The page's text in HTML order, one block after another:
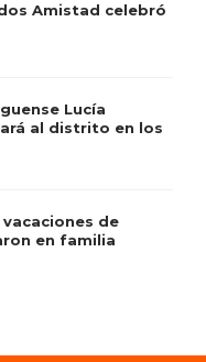
Amistad celebró
Lucía
al distrito en los
de
en familia